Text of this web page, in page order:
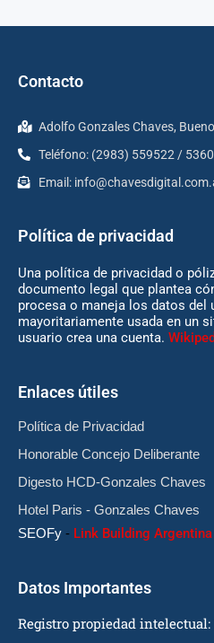
Contacto
Adolfo Gonzales Chaves,
Teléfono: (2983) 559522 /
Email:
Política de privacidad
Una política de privacidad o
documento legal que plantea
procesa o maneja los datos del
mayoritariamente usada en un
usuario crea una cuenta.
Enlaces útiles
Política de Privacidad
Honorable Concejo Deliberante
Digesto HCD-Gonzales Chaves
Hotel Paris - Gonzales Chaves
SEOFy - Link Building Argentina
Datos Importantes
Registro propiedad